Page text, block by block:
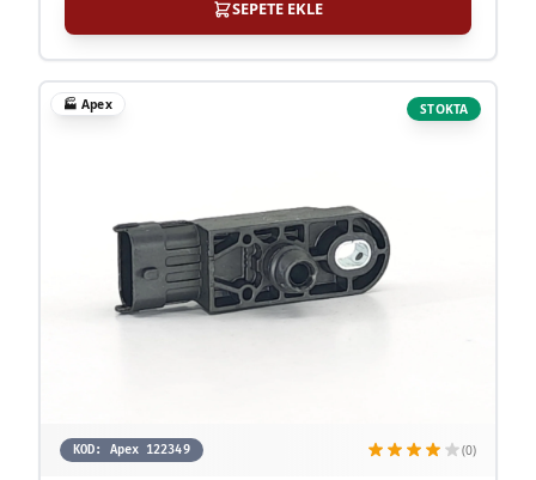
SEPETE EKLE
STOKTA
🏭Apex
KOD: Apex 122349 (0)